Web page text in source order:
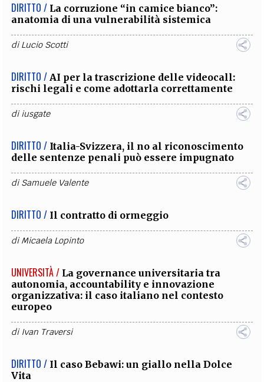
DIRITTO / La corruzione “in camice bianco”:
anatomia di una vulnerabilità sistemica
diLucio Scotti
DIRITTO / AI per la trascrizione delle videocall:
rischi legali e come adottarla correttamente
diiusgate
DIRITTO / Italia-Svizzera, il no al riconoscimento
delle sentenze penali può essere impugnato
diSamuele Valente
DIRITTO / Il contratto di ormeggio
diMicaela Lopinto
UNIVERSITÀ / La governance universitaria tra
autonomia, accountability e innovazione
organizzativa: il caso italiano nel contesto
europeo
di Ivan Traversi
DIRITTO / Il caso Bebawi: un giallo nella Dolce
Vita